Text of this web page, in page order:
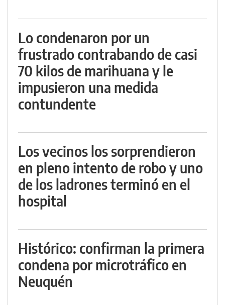
Lo condenaron por un
frustrado contrabando de casi
70 kilos de marihuana y le
impusieron una medida
contundente
Los vecinos los sorprendieron
en pleno intento de robo y uno
de los ladrones terminó en el
hospital
Histórico: confirman la primera
condena por microtráfico en
Neuquén